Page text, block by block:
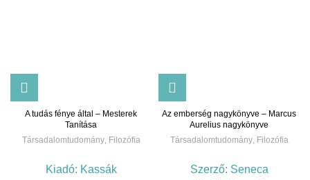
A tudás fénye által – Mesterek
Tanítása
Társadalomtudomány, Filozófia
Kiadó: Kassák
Az emberség nagykönyve – Marcus
Aurelius nagykönyve
Társadalomtudomány, Filozófia
Szerző: Seneca